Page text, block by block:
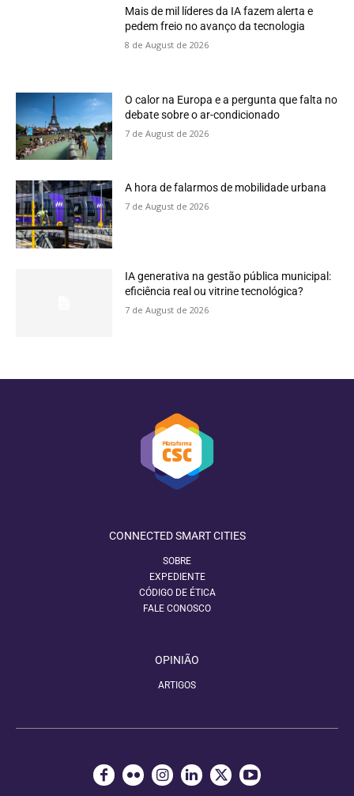
Mais de mil líderes da IA fazem alerta e
pedem freio no avanço da tecnologia
8 de August de 2026
O calor na Europa e a pergunta que falta no
debate sobre o ar-condicionado
7 de August de 2026
A hora de falarmos de mobilidade urbana
7 de August de 2026
IA generativa na gestão pública municipal:
eficiência real ou vitrine tecnológica?
7 de August de 2026
CONNECTED SMART CITIES
SOBRE
EXPEDIENTE
CÓDIGO DE ÉTICA
FALE CONOSCO
OPINIÃO
ARTIGOS